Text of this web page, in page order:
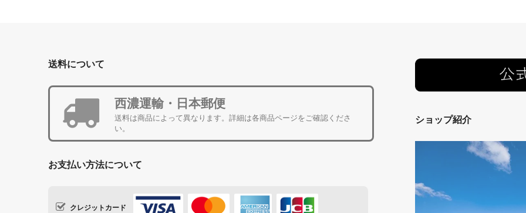
送料について
西濃運輸・日本郵便
送料は商品によって異なります。詳細は各商品ページをご確認くださ
い。
お支払い方法について
クレジットカード
ショップ紹介